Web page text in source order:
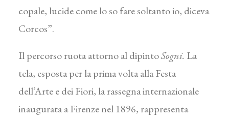
copale, lucide come lo so fare soltanto io, diceva
Corcos”.
Il percorso ruota attorno al dipintoSogni. La
tela, esposta per la prima volta alla Festa
dell’Arte e dei Fiori, la rassegna internazionale
inaugurata a Firenze nel 1896, rappresenta